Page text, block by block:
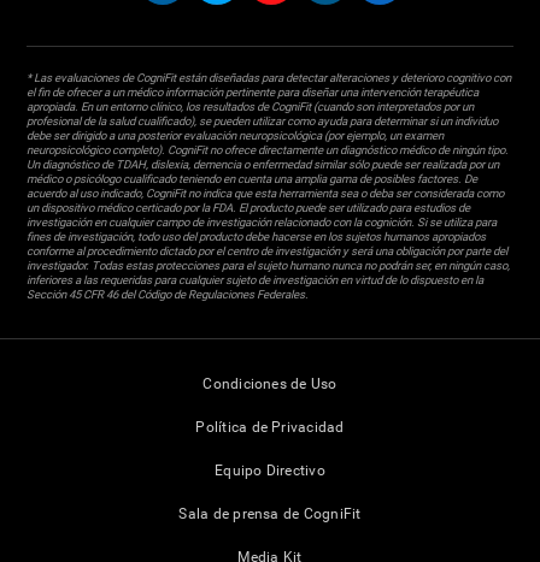
* Las evaluaciones de CogniFit están diseñadas para detectar alteraciones y deterioro cognitivo con
el fin de ofrecer a un médico información pertinente para diseñar una intervención terapéutica
apropiada. En un entorno clínico, los resultados de CogniFit (cuando son interpretados por un
profesional de la salud cualificado), se pueden utilizar como ayuda para determinar si un individuo
debe ser dirigido a una posterior evaluación neuropsicológica (por ejemplo, un examen
neuropsicológico completo). CogniFit no ofrece directamente un diagnóstico médico de ningún tipo.
Un diagnóstico de TDAH, dislexia, demencia o enfermedad similar sólo puede ser realizada por un
médico o psicólogo cualificado teniendo en cuenta una amplia gama de posibles factores. De
acuerdo al uso indicado, CogniFit no indica que esta herramienta sea o deba ser considerada como
un dispositivo médico certicado por la FDA. El producto puede ser utilizado para estudios de
investigación en cualquier campo de investigación relacionado con la cognición. Si se utiliza para
fines de investigación, todo uso del producto debe hacerse en los sujetos humanos apropiados
conforme al procedimiento dictado por el centro de investigación y será una obligación por parte del
investigador. Todas estas protecciones para el sujeto humano nunca no podrán ser, en ningún caso,
inferiores a las requeridas para cualquier sujeto de investigación en virtud de lo dispuesto en la
Sección 45 CFR 46 del Código de Regulaciones Federales.
Condiciones de Uso
Política de Privacidad
Equipo Directivo
Sala de prensa de CogniFit
Media Kit